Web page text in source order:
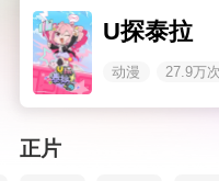
U探泰拉
动漫 27.9万
正片